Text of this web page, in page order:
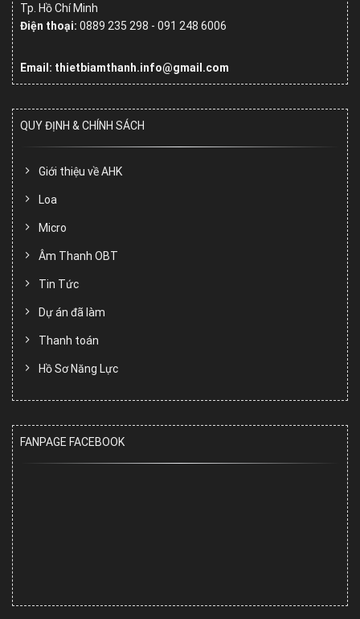
Tp. Hồ Chí Minh
Điện thoại: 0889 235 298 - 091 248 6006
Email: thietbiamthanh.info@gmail.com
QUY ĐỊNH & CHÍNH SÁCH
Giới thiệu về AHK
Loa
Micro
Âm Thanh OBT
Tin Tức
Dự án đã làm
Thanh toán
Hồ Sơ Năng Lực
FANPAGE FACEBOOK